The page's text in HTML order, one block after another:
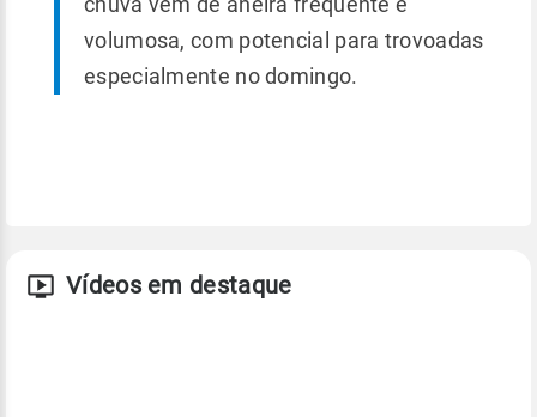
volumosa, com potencial para trovoadas
especialmente no domingo.
Vídeos em destaque